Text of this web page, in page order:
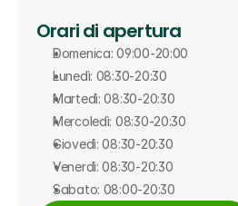
Orari di apertura
Domenica: 09:00-20:00
Lunedì: 08:30-20:30
Martedì: 08:30-20:30
Mercoledì: 08:30-20:30
Giovedì: 08:30-20:30
Venerdì: 08:30-20:30
Sabato: 08:00-20:30